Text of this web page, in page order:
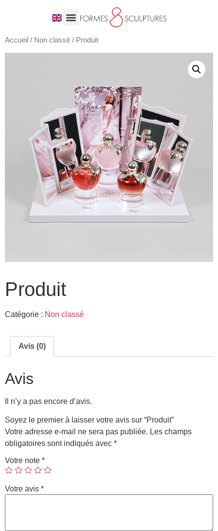
Accueil / Non classé / Produit
Produit
Catégorie : Non classé
Avis (0)
Avis
Il n’y a pas encore d’avis.
Soyez le premier à laisser votre avis sur “Produit”
Votre adresse e-mail ne sera pas publiée. Les champs
obligatoires sont indiqués avec *
Votre note *
Votre avis *